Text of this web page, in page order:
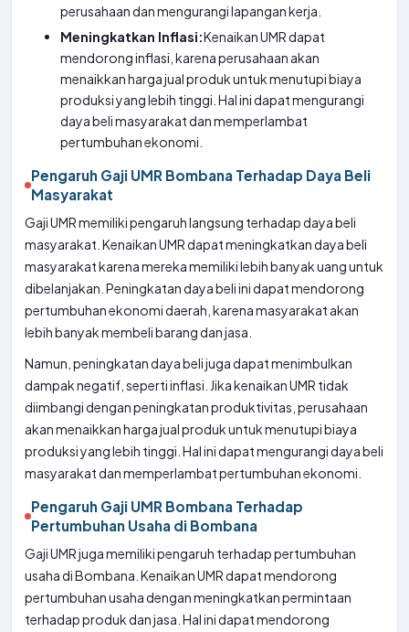
perusahaan dan mengurangi lapangan kerja.
Meningkatkan Inflasi:Kenaikan UMR dapat
mendorong inflasi, karena perusahaan akan
menaikkan harga jual produk untuk menutupi biaya
produksi yang lebih tinggi. Hal ini dapat mengurangi
daya beli masyarakat dan memperlambat
pertumbuhan ekonomi.
Pengaruh Gaji UMR Bombana Terhadap Daya Beli
Masyarakat
Gaji UMR memiliki pengaruh langsung terhadap daya beli
masyarakat. Kenaikan UMR dapat meningkatkan daya beli
masyarakat karena mereka memiliki lebih banyak uang untuk
dibelanjakan. Peningkatan daya beli ini dapat mendorong
pertumbuhan ekonomi daerah, karena masyarakat akan
lebih banyak membeli barang dan jasa.
Namun, peningkatan daya beli juga dapat menimbulkan
dampak negatif, seperti inflasi. Jika kenaikan UMR tidak
diimbangi dengan peningkatan produktivitas, perusahaan
akan menaikkan harga jual produk untuk menutupi biaya
produksi yang lebih tinggi. Hal ini dapat mengurangi daya beli
masyarakat dan memperlambat pertumbuhan ekonomi.
Pengaruh Gaji UMR Bombana Terhadap
Pertumbuhan Usaha di Bombana
Gaji UMR juga memiliki pengaruh terhadap pertumbuhan
usaha di Bombana. Kenaikan UMR dapat mendorong
pertumbuhan usaha dengan meningkatkan permintaan
terhadap produk dan jasa. Hal ini dapat mendorong